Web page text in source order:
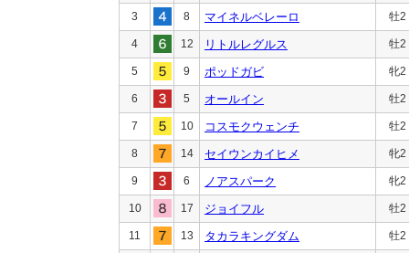
3 8 マイネルベレーロ 牡2
4 12 リトルレグルス 牡2
5 9 ポッドガビ 牝2
6 5 オールイン 牡2
7 10 コスモクウェンチ 牡2
8 14 セイウンカイヒメ 牝2
9 6 ノアスパーク 牝2
10 17 ジョイフル 牡2
11 13 タカラキングダム 牡2